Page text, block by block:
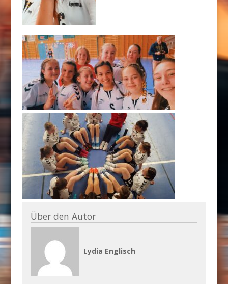
Über den Autor
Lydia Englisch